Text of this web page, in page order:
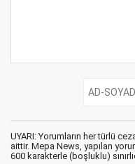
UYARI: Yorumların her türlü
aittir. Mepa News, yapılan
600 karakterle (boşluklu)